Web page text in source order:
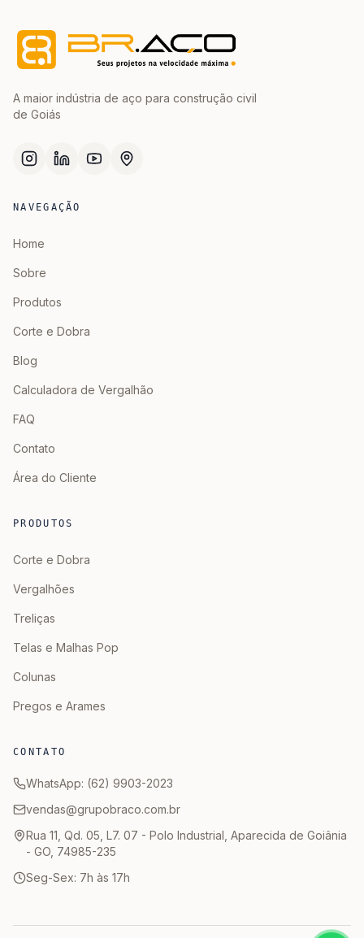
A maior indústria de aço para construção civil
de Goiás
NAVEGAÇÃO
Home
Sobre
Produtos
Corte e Dobra
Blog
Calculadora de Vergalhão
FAQ
Contato
Área do Cliente
PRODUTOS
Corte e Dobra
Vergalhões
Treliças
Telas e Malhas Pop
Colunas
Pregos e Arames
CONTATO
WhatsApp: (62) 9903-2023
vendas@grupobraco.com.br
Rua 11, Qd. 05, L7. 07 - Polo Industrial, Aparecida de Goiânia
- GO, 74985-235
Seg-Sex: 7h às 17h